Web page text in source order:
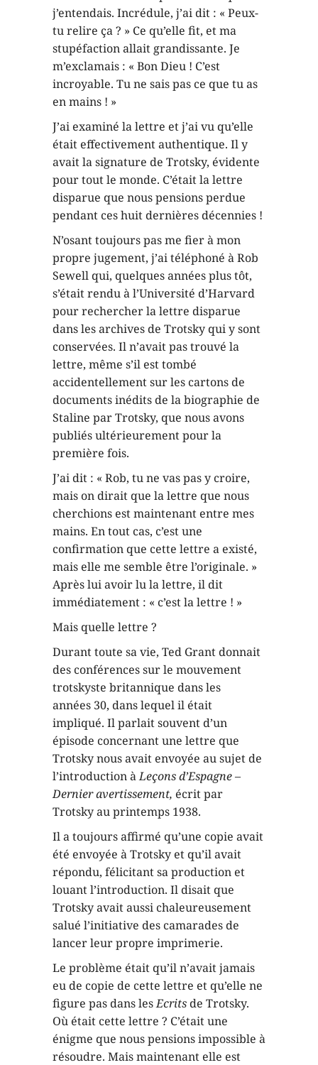
j’entendais. Incrédule, j’ai dit : « Peux-
tu relire ça ? » Ce qu’elle fit, et ma
stupéfaction allait grandissante. Je
m’exclamais : « Bon Dieu ! C’est
incroyable. Tu ne sais pas ce que tu as
en mains ! »
J’ai examiné la lettre et j’ai vu qu’elle
était effectivement authentique. Il y
avait la signature de Trotsky, évidente
pour tout le monde. C’était la lettre
disparue que nous pensions perdue
pendant ces huit dernières décennies !
N’osant toujours pas me fier à mon
propre jugement, j’ai téléphoné à Rob
Sewell qui, quelques années plus tôt,
s’était rendu à l’Université d’Harvard
pour rechercher la lettre disparue
dans les archives de Trotsky qui y sont
conservées. Il n’avait pas trouvé la
lettre, même s’il est tombé
accidentellement sur les cartons de
documents inédits de la biographie de
Staline par Trotsky, que nous avons
publiés ultérieurement pour la
première fois.
J’ai dit : « Rob, tu ne vas pas y croire,
mais on dirait que la lettre que nous
cherchions est maintenant entre mes
mains. En tout cas, c’est une
confirmation que cette lettre a existé,
mais elle me semble être l’originale. »
Après lui avoir lu la lettre, il dit
immédiatement : « c’est la lettre ! »
Mais quelle lettre ?
Durant toute sa vie, Ted Grant donnait
des conférences sur le mouvement
trotskyste britannique dans les
années 30, dans lequel il était
impliqué. Il parlait souvent d’un
épisode concernant une lettre que
Trotsky nous avait envoyée au sujet de
l’introduction àLeçons d’Espagne –
Dernier avertissement, écrit par
Trotsky au printemps 1938.
Il a toujours affirmé qu’une copie avait
été envoyée à Trotsky et qu’il avait
répondu, félicitant sa production et
louant l’introduction. Il disait que
Trotsky avait aussi chaleureusement
salué l’initiative des camarades de
lancer leur propre imprimerie.
Le problème était qu’il n’avait jamais
eu de copie de cette lettre et qu’elle ne
figure pas dans lesEcritsde Trotsky.
Où était cette lettre ? C’était une
énigme que nous pensions impossible à
résoudre. Mais maintenant elle est